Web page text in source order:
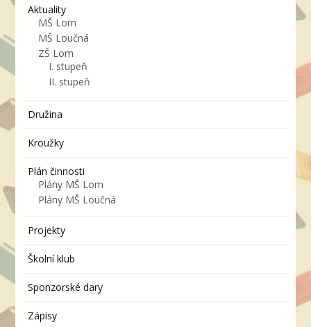
Aktuality
MŠ Lom
MŠ Loučná
ZŠ Lom
I. stupeň
II. stupeň
Družina
Kroužky
Plán činnosti
Plány MŠ Lom
Plány MŠ Loučná
Projekty
Školní klub
Sponzorské dary
Zápisy